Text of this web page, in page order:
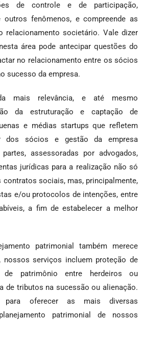
de controle e de participação,
fenômenos, e compreende as
relacionamento societário. Vale dizer
área pode antecipar questões do
no relacionamento entre os sócios
sucesso da empresa.
mais relevância, e até mesmo
da estruturação e captação de
e médias startups que refletem
dos sócios e gestão da empresa
assessoradas por advogados,
jurídicas para a realização não só
contratos sociais, mas, principalmente,
e/ou protocolos de intenções, entre
a fim de estabelecer a melhor
patrimonial também merece
nossos serviços incluem proteção de
de patrimônio entre herdeiros ou
de tributos na sucessão ou alienação.
para oferecer as mais diversas
patrimonial de nossos